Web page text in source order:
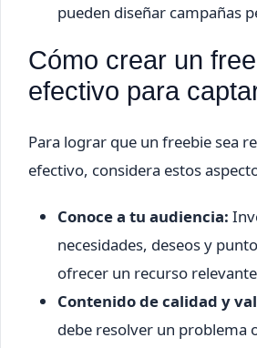
pueden diseñar campañas
Cómo crear un
efectivo para
Para lograr que un freebie sea
efectivo, considera estos
Conoce a tu audiencia:
necesidades, deseos y
ofrecer un recurso
Contenido de calidad y
debe resolver un problema